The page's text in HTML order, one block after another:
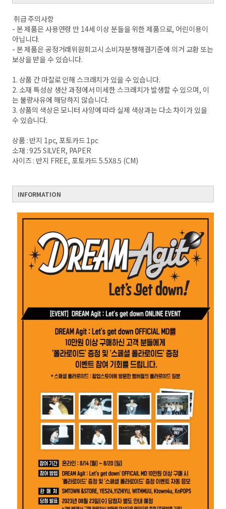
취급 주의사항
- 본 제품은 사용연령 만 14세 이상 분들을 위한 제품으로, 어린이용이
아닙니다.
- 본 제품은 공정거래위원회고시 소비자분쟁해결기준에 의거 교환 또는
보상을 받을 수 있습니다.
1. 상품 간 마찰로 인해 스크래치가 있을 수 있습니다.
2. 소재 특성상 생산 과정에서 미세한 스크래치가 발생할 수 있으며, 이
는 불량사유에 해당하지 않습니다.
3. 상품의 색상은 모니터 사양에 따라 실제 색상과는 다소 차이가 있을
수 있습니다.
상품 : 반지 1pc, 포토카드 1pc
소재 : 925 SILVER, PAPER
사이즈 : 반지 FREE, 포토카드 5.5X8.5 (CM)
INFORMATION